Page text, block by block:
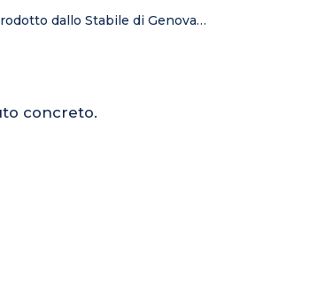
dallo Stabile di Genova…
concreto.